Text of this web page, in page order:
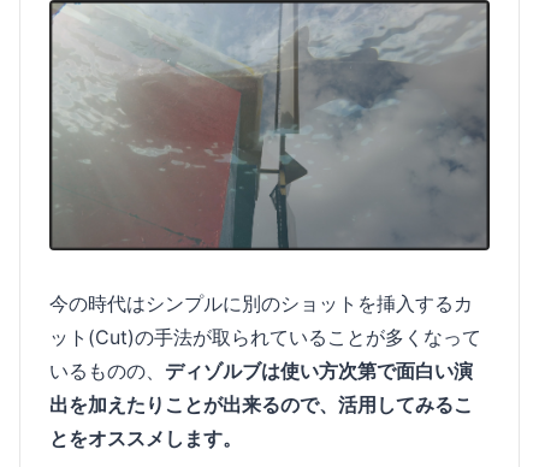
今の時代はシンプルに別のショットを挿入するカ
ット(Cut)の手法が取られていることが多くなって
いるものの、 ディゾルブは使い方次第で面白い演
出を加えたりことが出来るので、活用してみるこ
とをオススメします。